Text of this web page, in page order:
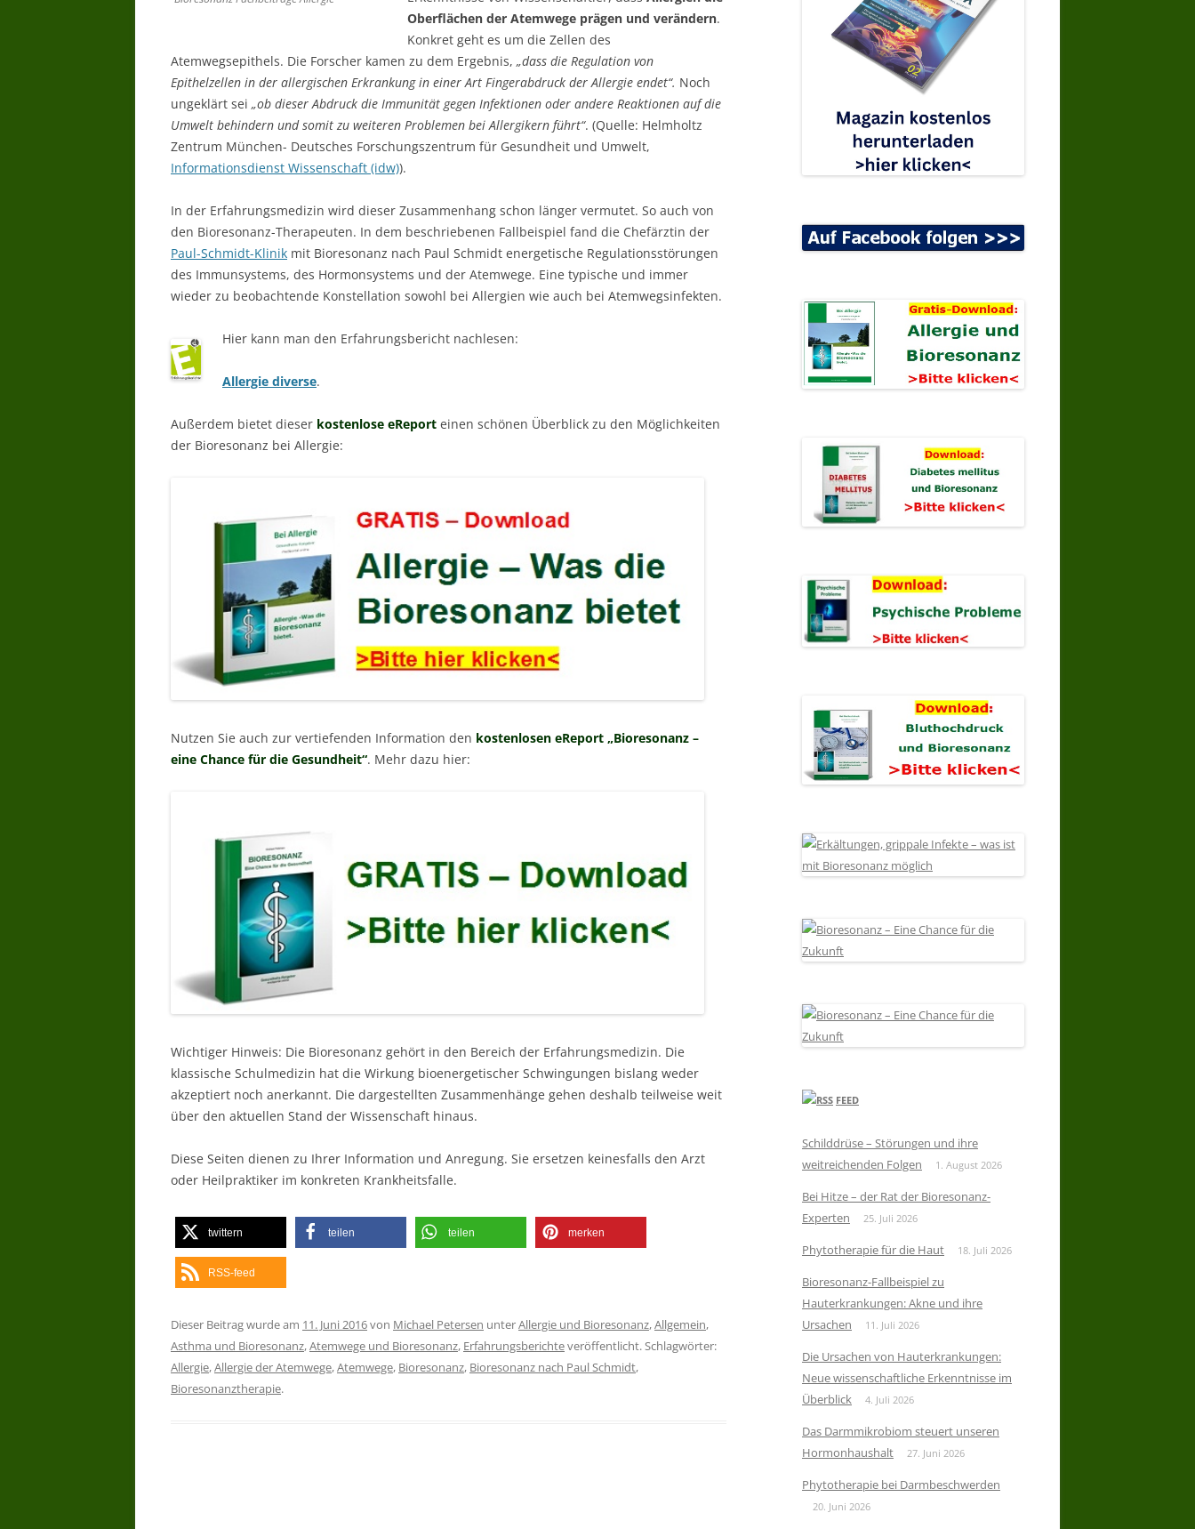
Oberflächen der Atemwege prägen und verändern.
Konkret geht es um die Zellen des
Atemwegsepithels. Die Forscher kamen zu dem Ergebnis, „dass die Regulation von
Epithelzellen in der allergischen Erkrankung in einer Art Fingerabdruck der Allergie endet“. Noch
ungeklärt sei „ob dieser Abdruck die Immunität gegen Infektionen oder andere Reaktionen auf die
Umwelt behindern und somit zu weiteren Problemen bei Allergikern führt“. (Quelle: Helmholtz
Zentrum München- Deutsches Forschungszentrum für Gesundheit und Umwelt,
Informationsdienst Wissenschaft (idw)).
In der Erfahrungsmedizin wird dieser Zusammenhang schon länger vermutet. So auch von
den Bioresonanz-Therapeuten. In dem beschriebenen Fallbeispiel fand die Chefärztin der
Paul-Schmidt-Klinik mit Bioresonanz nach Paul Schmidt energetische Regulationsstörungen
des Immunsystems, des Hormonsystems und der Atemwege. Eine typische und immer
wieder zu beobachtende Konstellation sowohl bei Allergien wie auch bei Atemwegsinfekten.
Hier kann man den Erfahrungsbericht nachlesen:
Allergie diverse.
Außerdem bietet dieser kostenlose eReport einen schönen Überblick zu den Möglichkeiten
der Bioresonanz bei Allergie:
Nutzen Sie auch zur vertiefenden Information den kostenlosen eReport „Bioresonanz –
eine Chance für die Gesundheit“. Mehr dazu hier:
Wichtiger Hinweis: Die Bioresonanz gehört in den Bereich der Erfahrungsmedizin. Die
klassische Schulmedizin hat die Wirkung bioenergetischer Schwingungen bislang weder
akzeptiert noch anerkannt. Die dargestellten Zusammenhänge gehen deshalb teilweise weit
über den aktuellen Stand der Wissenschaft hinaus.
Diese Seiten dienen zu Ihrer Information und Anregung. Sie ersetzen keinesfalls den Arzt
oder Heilpraktiker im konkreten Krankheitsfalle.
twittern teilen teilen merken
RSS-feed
Dieser Beitrag wurde am 11. Juni 2016von Michael Petersen unterAllergie und Bioresonanz,Allgemein,
Asthma und Bioresonanz,Atemwege und Bioresonanz, Erfahrungsberichteveröffentlicht. Schlagwörter:
Allergie,Allergie der Atemwege,Atemwege, Bioresonanz, Bioresonanz nach Paul Schmidt,
Bioresonanztherapie.
FEED
Schilddrüse – Störungen und ihre
weitreichenden Folgen
1. August 2026
Bei Hitze – der Rat der Bioresonanz-
Experten
25. Juli 2026
Phytotherapie für die Haut 18. Juli 2026
Bioresonanz-Fallbeispiel zu
Hauterkrankungen: Akne und ihre
Ursachen
11. Juli 2026
Die Ursachen von Hauterkrankungen:
Neue wissenschaftliche Erkenntnisse im
Überblick
4. Juli 2026
Das Darmmikrobiom steuert unseren
Hormonhaushalt
27. Juni 2026
Phytotherapie bei Darmbeschwerden
20. Juni 2026